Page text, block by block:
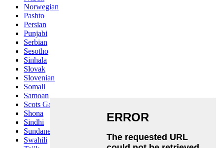
Norwegian
Pashto
Persian
Punjabi
Serbian
Sesotho
Sinhala
Slovak
Slovenian
Somali
Samoan
Scots Gaelic
Shona
Sindhi
Sundanese
Swahili